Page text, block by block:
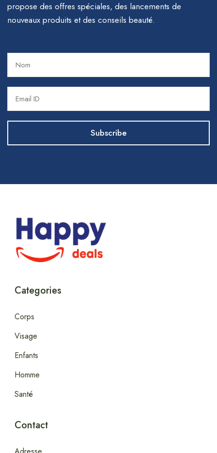
propose des offres spéciales, des lancements de
nouveaux produits et des conseils beauté.
Categories
Corps
Visage
Enfants
Homme
Santé
Contact